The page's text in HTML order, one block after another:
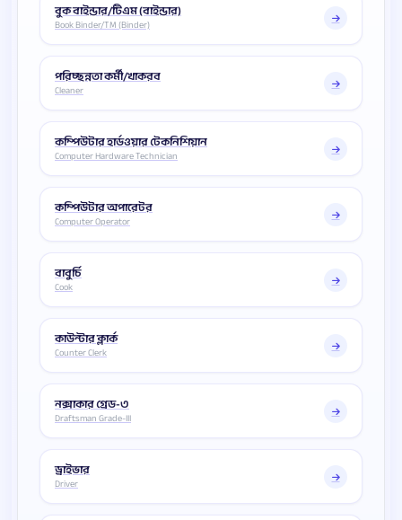
বুক বাইন্ডার/টিএম (বাইন্ডার)
Book Binder/TM (Binder)
পরিচ্ছন্নতা কর্মী/খাকরব
Cleaner
কম্পিউটার হার্ডওয়ার টেকনিশিয়ান
Computer Hardware Technician
কম্পিউটার অপারেটর
Computer Operator
বাবুর্চি
Cook
কাউন্টার ক্লার্ক
Counter Clerk
নক্সাকার গ্রেড-৩
Draftsman Grade-III
ড্রাইভার
Driver